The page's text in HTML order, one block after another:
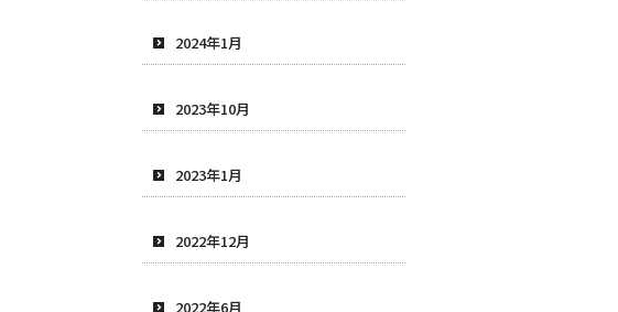
2024年1月
2023年10月
2023年1月
2022年12月
2022年6月